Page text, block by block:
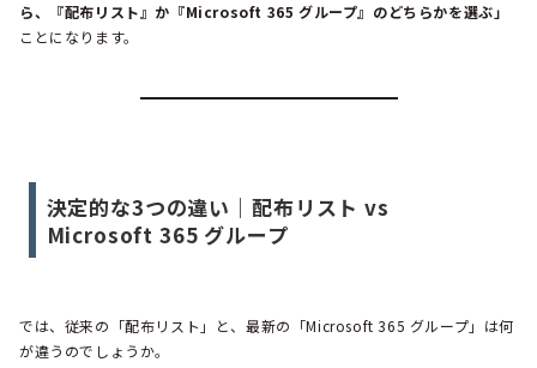
ら、『配布リスト』か『Microsoft 365 グループ』のどちらかを選ぶ」
ことになります。
決定的な3つの違い｜配布リスト vs
Microsoft 365 グループ
では、従来の「配布リスト」と、最新の「Microsoft 365 グループ」は何
が違うのでしょうか。